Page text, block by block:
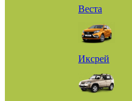
Веста
Иксрей